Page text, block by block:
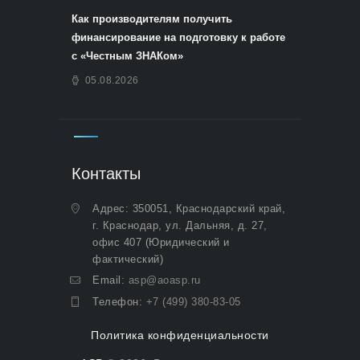
Как производителям получить
финансирование на подготовку к работе
с «Честным ЗНАКом»
05.08.2026
Контакты
Адрес: 350051, Краснодарский край,
г. Краснодар, ул. Дальняя, д. 27,
офис 407 (Юридический и
фактический)
Email: asp@aoasp.ru
Телефон: +7 (499) 380-83-05
Политика конфиденциальности